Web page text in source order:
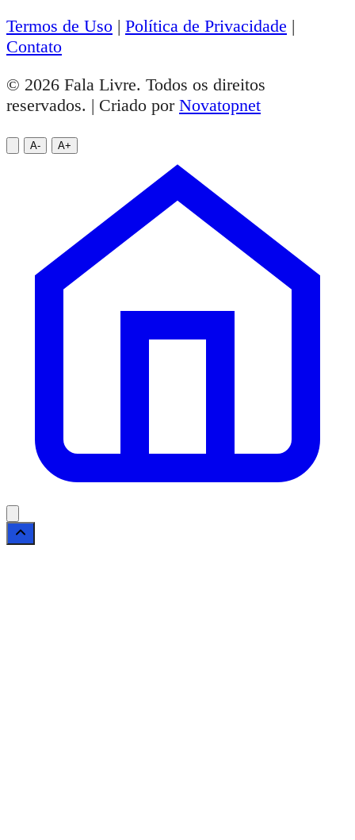
Termos de Uso | Política de Privacidade |
Contato
© 2026 Fala Livre. Todos os direitos
reservados. | Criado por Novatopnet
A- A+